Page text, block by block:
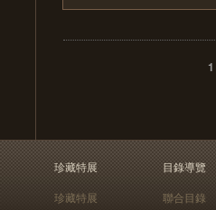
1
珍藏特展
珍藏特展
目錄導覽
聯合目錄